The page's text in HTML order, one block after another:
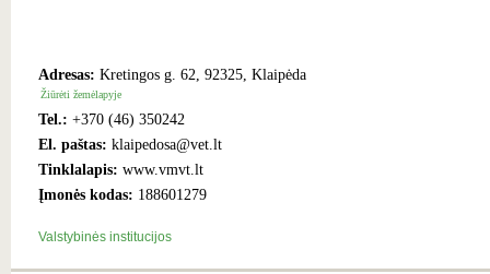
Adresas: Kretingos g. 62, 92325, Klaipėda
Žiūrėti žemėlapyje
Tel.: +370 (46) 350242
El. paštas: klaipedosa@vet.lt
Tinklalapis: www.vmvt.lt
Įmonės kodas: 188601279
Valstybinės institucijos